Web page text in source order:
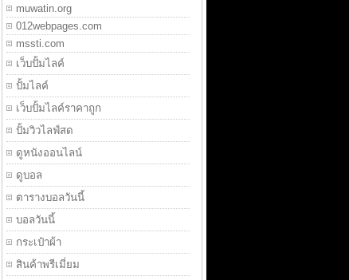
muwatin.org
012webpages.com
mssti.com
เว็บปั้มไลค์
ปั้มไลค์
เว็บปั้มไลค์ราคาถูก
ปั้มวิวไลฟ์สด
ดูหนังออนไลน์
ดูบอล
ตารางบอลวันนี้
บอลวันนี้
กระเป๋าผ้า
สินค้าพรีเมี่ยม